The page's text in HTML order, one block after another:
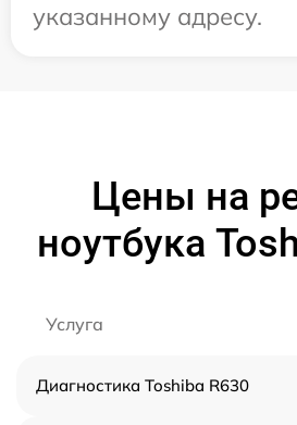
указанному адресу.
Цены на
ноутбука
Услуга
Диагностика Toshiba R630